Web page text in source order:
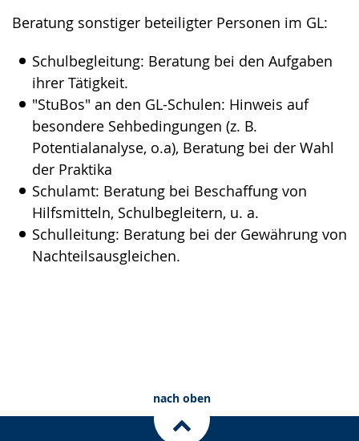
Beratung sonstiger beteiligter Personen im GL:
Schulbegleitung: Beratung bei den Aufgaben
ihrer Tätigkeit.
"StuBos" an den GL-Schulen: Hinweis auf
besondere Sehbedingungen (z. B.
Potentialanalyse, o.a), Beratung bei der Wahl
der Praktika
Schulamt: Beratung bei Beschaffung von
Hilfsmitteln, Schulbegleitern, u. a.
Schulleitung: Beratung bei der Gewährung von
Nachteilsausgleichen.
nach oben